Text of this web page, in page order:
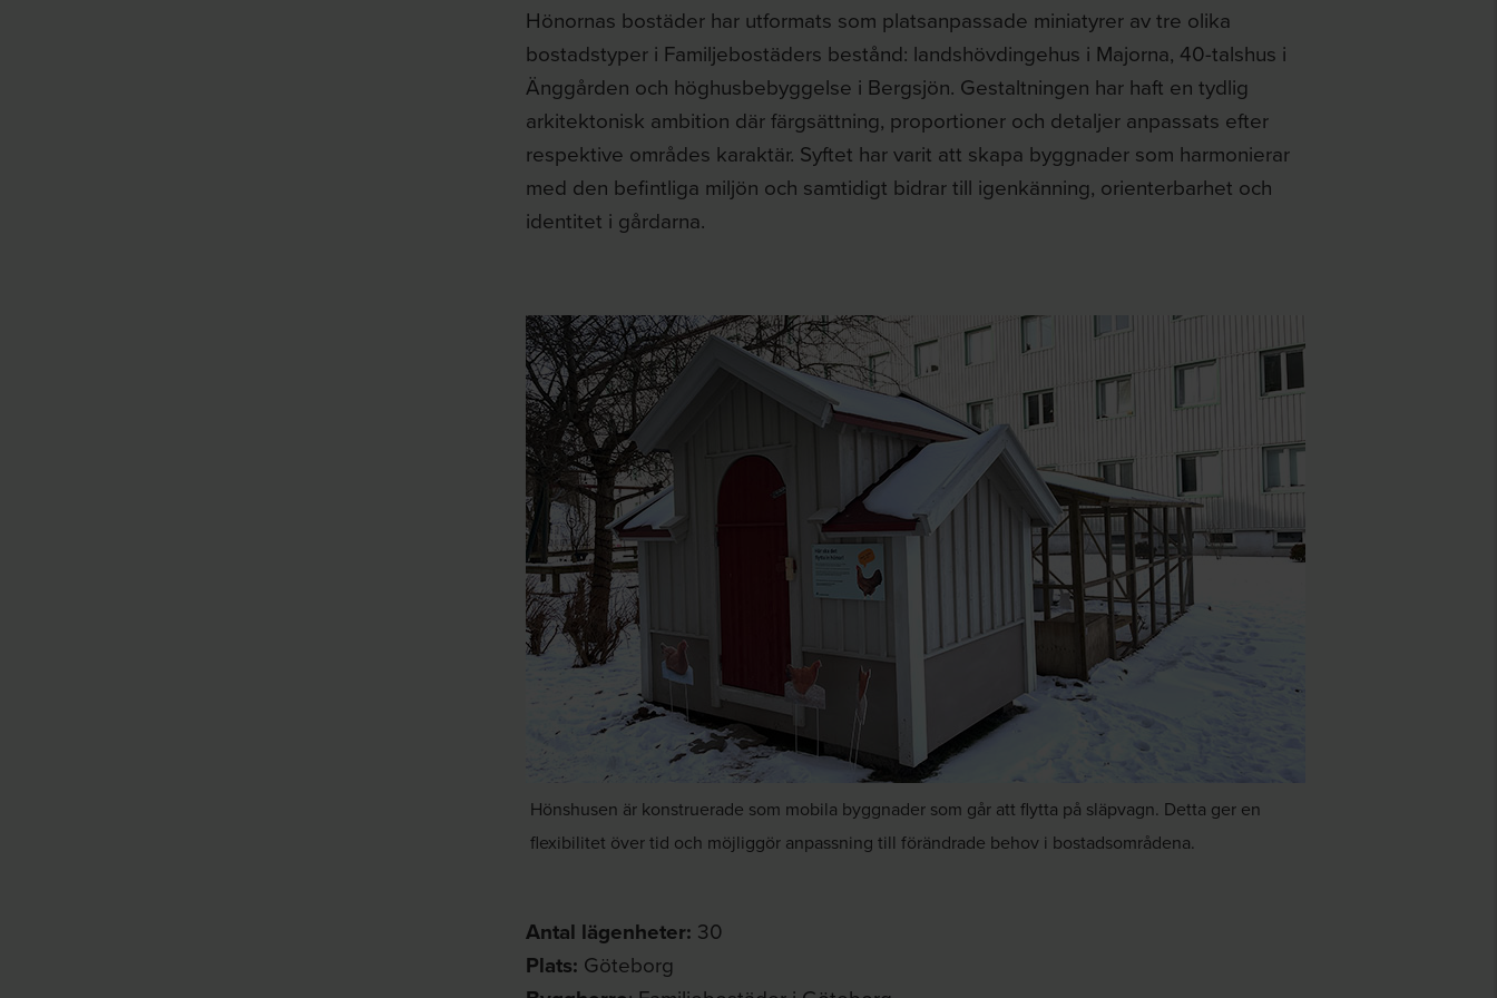
Hönornas bostäder har utformats som platsanpassade miniatyrer av tre olika
bostadstyper i Familjebostäders bestånd: landshövdingehus i Majorna, 40-talshus i
Änggården och höghusbebyggelse i Bergsjön. Gestaltningen har haft en tydlig
arkitektonisk ambition där färgsättning, proportioner och detaljer anpassats efter
respektive områdes karaktär. Syftet har varit att skapa byggnader som harmonierar
med den befintliga miljön och samtidigt bidrar till igenkänning, orienterbarhet och
identitet i gårdarna.
Hönshusen är konstruerade som mobila byggnader som går att flytta på släpvagn. Detta ger en
flexibilitet över tid och möjliggör anpassning till förändrade behov i bostadsområdena.
Antal lägenheter: 30
Plats: Göteborg